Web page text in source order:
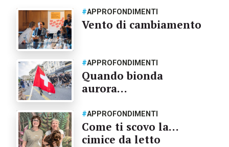
#APPROFONDIMENTI
Vento di cambiamento
#APPROFONDIMENTI
Quando bionda
aurora…
#APPROFONDIMENTI
Come ti scovo la…
cimice da letto